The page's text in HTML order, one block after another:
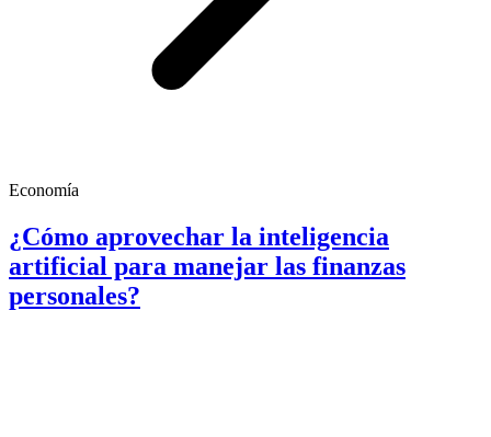
Economía
¿Cómo aprovechar la inteligencia
artificial para manejar las finanzas
personales?